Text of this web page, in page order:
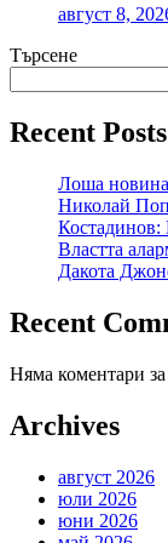
август 8,
Търсене
Recent Posts
Лоша
Николай
Костадинов:
Властта
Дакота
Recent
Няма коментари за
Archives
август 2026
юли 2026
юни 2026